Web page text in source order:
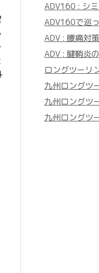
ADV160 : シ
ADV160で巡
ADV : 腰痛対策
ADV : 腱鞘炎
ロングツーリ
九州ロングツ
九州ロングツ
九州ロングツ